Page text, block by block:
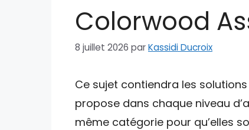
Colorwood
8 juillet 2026 parKassidi Ducroix
Ce sujet contiendra les
propose dans chaque niveau
même catégorie pour qu’elles